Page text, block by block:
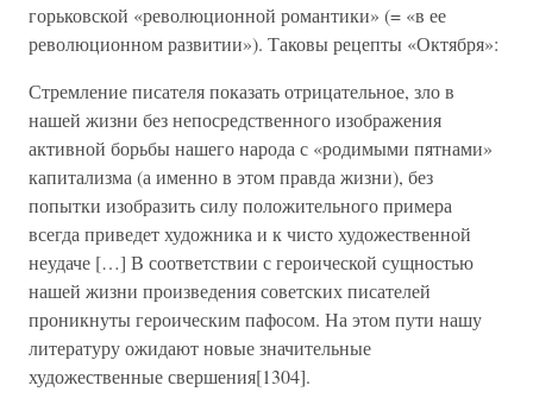
горьковской «революционной романтики» (= «в ее
революционном развитии»). Таковы рецепты «Октября»:
Стремление писателя показать отрицательное, зло в
нашей жизни без непосредственного изображения
активной борьбы нашего народа с «родимыми пятнами»
капитализма (а именно в этом правда жизни), без
попытки изобразить силу положительного примера
всегда приведет художника и к чисто художественной
неудаче […] В соответствии с героической сущностью
нашей жизни произведения советских писателей
проникнуты героическим пафосом. На этом пути нашу
литературу ожидают новые значительные
художественные свершения[1304].